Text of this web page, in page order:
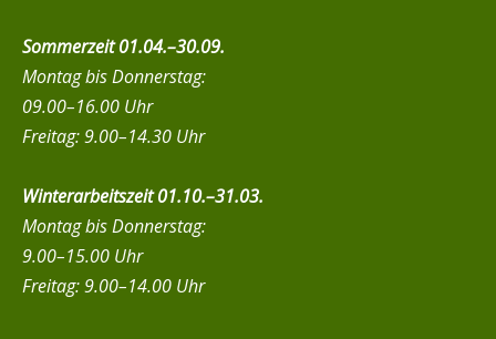
Sommerzeit 01.04.–30.09.
Montag bis Donnerstag:
09.00–16.00 Uhr
Freitag: 9.00–14.30 Uhr
Winterarbeitszeit 01.10.–31.03.
Montag bis Donnerstag:
9.00–15.00 Uhr
Freitag: 9.00–14.00 Uhr